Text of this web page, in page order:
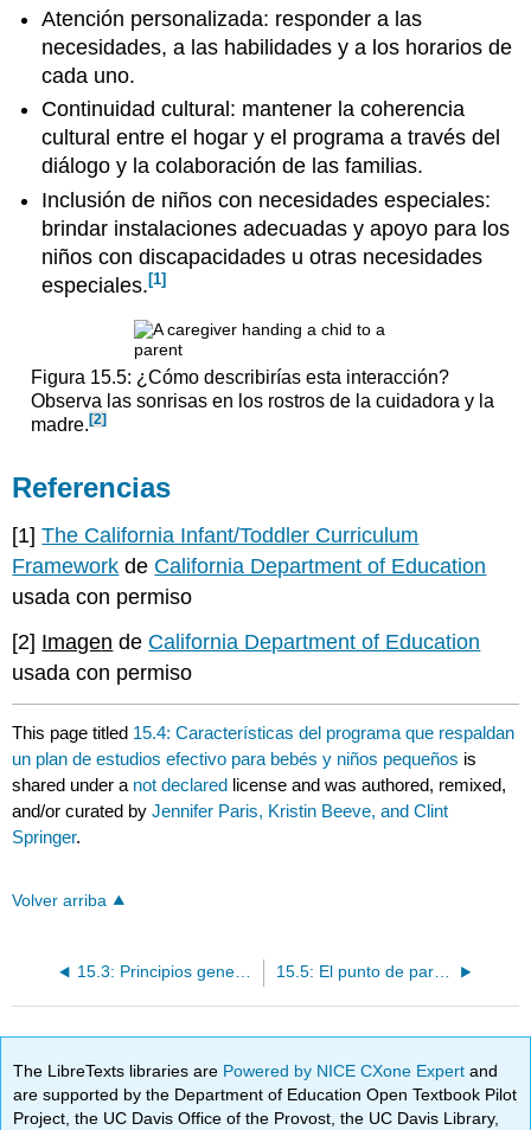
Atención personalizada: responder a las
necesidades, a las habilidades y a los horarios de
cada uno.
Continuidad cultural: mantener la coherencia
cultural entre el hogar y el programa a través del
diálogo y la colaboración de las familias.
Inclusión de niños con necesidades especiales:
brindar instalaciones adecuadas y apoyo para los
niños con discapacidades u otras necesidades
especiales.[1]
Figura 15.5: ¿Cómo describirías esta interacción?
Observa las sonrisas en los rostros de la cuidadora y la
madre. [2]
Referencias
[1]The California Infant/Toddler Curriculum
Framework de California Department of Education
usada con permiso
[2] Imagen de California Department of Education
usada con permiso
This page titled 15.4: Características del programa que respaldan
un plan de estudios efectivo para bebés y niños pequeños is
shared under a not declared license and was authored, remixed,
and/or curated byJennifer Paris, Kristin Beeve, and Clint
Springer.
Volver arriba
15.3: Principios generales para la panificación del plan de estudios para bebés y niños pequeños 15.5: El punto de partida en el proceso de aprendizaje de bebés y niños pequeños
The LibreTexts libraries are Powered by NICE CXone Expertand
are supported by the Department of Education Open Textbook Pilot
Project, the UC Davis Office of the Provost, the UC Davis Library,